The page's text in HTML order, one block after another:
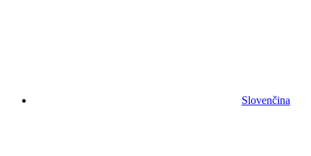
Slovenčina